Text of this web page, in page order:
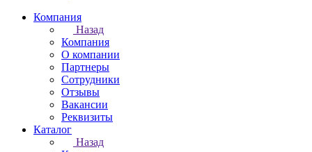
Компания
Назад
Компания
О компании
Партнеры
Сотрудники
Отзывы
Вакансии
Реквизиты
Каталог
Назад